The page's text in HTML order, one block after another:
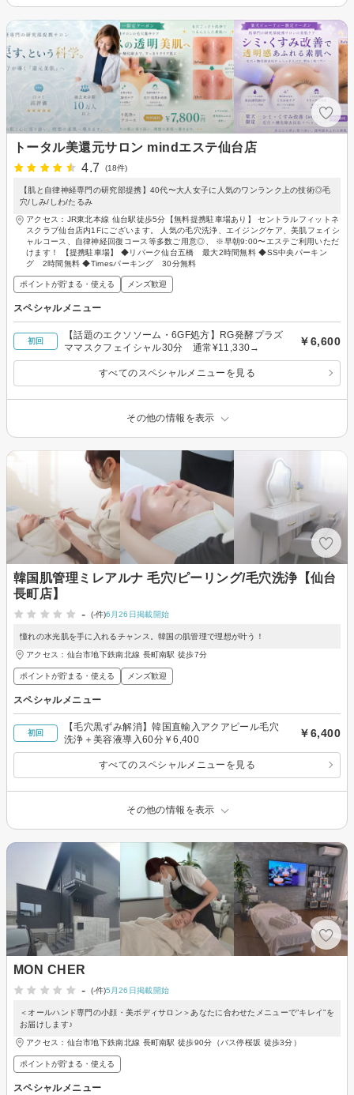
トータル美還元サロン mindエステ仙台店
4.7
(18件)
【肌と自律神経専門の研究部提携】40代〜大人女子に人気のワンランク上の技術◎毛
穴/しみ/しわ/たるみ
アクセス：JR東北本線 仙台駅徒歩5分【無料提携駐車場あり】 セントラルフィットネ
スクラブ仙台店内1Fにございます。 人気の毛穴洗浄、エイジングケア、美肌フェイシ
ャルコース、自律神経回復コース等多数ご用意◎、 ※早朝9:00〜エステご利用いただ
けます！ 【提携駐車場】 ◆リパーク仙台五橋 最大2時間無料 ◆SS中央パーキン
グ 2時間無料 ◆Timesパーキング 30分無料
ポイントが貯まる・使える メンズ歓迎
スペシャルメニュー
初回
【話題のエクソソーム・6GF処方】RG発酵プラズ
ママスクフェイシャル30分 通常¥11,330→
￥6,600
すべてのスペシャルメニューを見る
その他の情報を表示
韓国肌管理ミレアルナ 毛穴/ピーリング/毛穴洗浄【仙台
長町店】
-
(-件)6月26日掲載開始
憧れの水光肌を手に入れるチャンス。韓国の肌管理で理想が叶う！
アクセス：仙台市地下鉄南北線 長町南駅 徒歩7分
ポイントが貯まる・使える メンズ歓迎
スペシャルメニュー
初回
【毛穴黒ずみ解消】韓国直輸入アクアピール毛穴
洗浄＋美容液導入60分￥6,400
￥6,400
すべてのスペシャルメニューを見る
その他の情報を表示
MON CHER
-
(-件)5月26日掲載開始
＜オールハンド専門の小顔・美ボディサロン＞あなたに合わせたメニューで”キレイ”を
お届けします♪
アクセス：仙台市地下鉄南北線 長町南駅 徒歩90分（バス停桜坂 徒歩3分）
ポイントが貯まる・使える
スペシャルメニュー